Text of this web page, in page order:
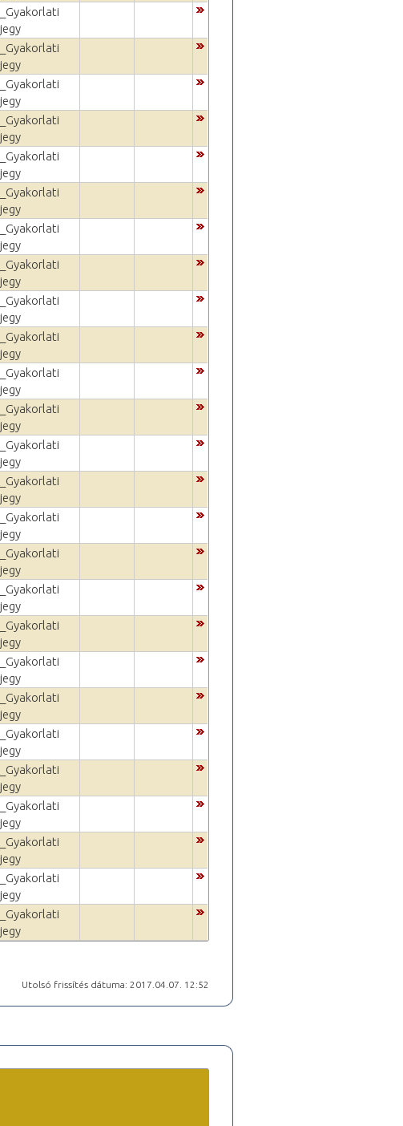
_Gyakorlati
jegy
_Gyakorlati
jegy
_Gyakorlati
jegy
_Gyakorlati
jegy
_Gyakorlati
jegy
_Gyakorlati
jegy
_Gyakorlati
jegy
_Gyakorlati
jegy
_Gyakorlati
jegy
_Gyakorlati
jegy
_Gyakorlati
jegy
_Gyakorlati
jegy
_Gyakorlati
jegy
_Gyakorlati
jegy
_Gyakorlati
jegy
_Gyakorlati
jegy
_Gyakorlati
jegy
_Gyakorlati
jegy
_Gyakorlati
jegy
_Gyakorlati
jegy
_Gyakorlati
jegy
_Gyakorlati
jegy
_Gyakorlati
jegy
_Gyakorlati
jegy
_Gyakorlati
jegy
_Gyakorlati
jegy
Utolsó frissítés dátuma: 2017.04.07. 12:52